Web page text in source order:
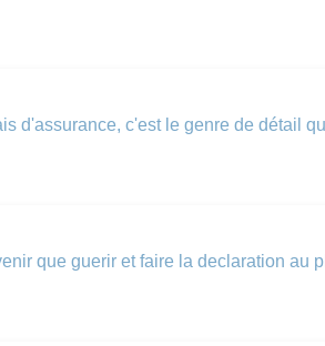
d'assurance, c'est le genre de détail
que guerir et faire la declaration au